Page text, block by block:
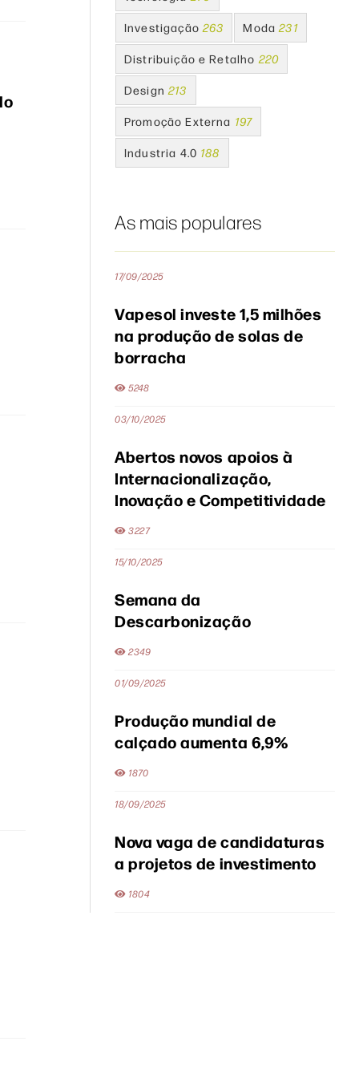
Investigação 263 Moda 231
Distribuição e Retalho 220
Design 213
Promoção Externa 197
Industria 4.0 188
As mais populares
17/09/2025
Vapesol investe 1,5 milhões
na produção de solas de
borracha
5248
03/10/2025
Abertos novos apoios à
Internacionalização,
Inovação e Competitividade
3227
15/10/2025
Semana da
Descarbonização
2349
01/09/2025
Produção mundial de
calçado aumenta 6,9%
1870
18/09/2025
Nova vaga de candidaturas
a projetos de investimento
1804